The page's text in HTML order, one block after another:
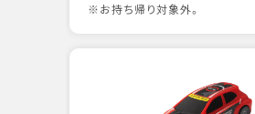
※お持ち帰り対象外。